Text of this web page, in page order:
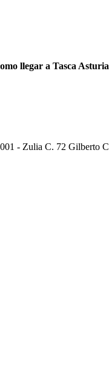
llegar a Tasca
- Zulia C. 72 Gilberto